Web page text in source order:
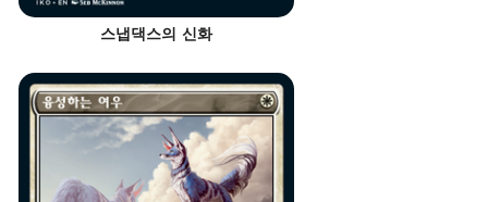
스냅댁스의 신화